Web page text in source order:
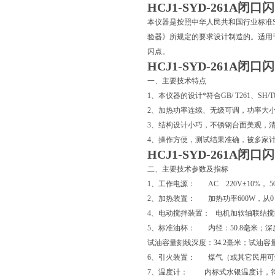
HCJ1-SYD-261A闭口
本仪器是按照中华人民共和国行业标
验器》所规定的要求设计制造的。适
闪点。
HCJ1-SYD-261A闭口
一、主要技术特点
1、本仪器的设计*符合GB/ T261、SH/
2、加热功率连续、无级可调，功率大
3、结构设计小巧，不锈钢台面美观，
4、操作方便，测试结果准确，被多家
HCJ1-SYD-261A闭口
二、主要技术参数及指标
1、工作电源： AC 220V±10%，
2、加热装置： 加热功率600W，从0
4、电动搅拌装置： 电机加软轴联结
5、标准油杯： 内径：50.8毫米；深
试油容量刻线深度：34.2毫米；试油容
6、引火装置： 煤气（或其它民用可
7、温度计： 内标式水银温度计，